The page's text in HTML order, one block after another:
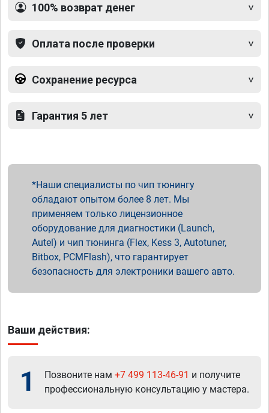
100% возврат денег
Оплата после проверки
Сохранение ресурса
Гарантия 5 лет
Наши специалисты по чип тюнингу
обладают опытом более 8 лет. Мы
применяем только лицензионное
оборудование для диагностики (Launch,
Autel) и чип тюнинга (Flex, Kess 3, Autotuner,
Bitbox, PCMFlash), что гарантирует
безопасность для электроники вашего авто.
Ваши действия:
1 Позвоните нам +7 499 113-46-91 и получите
профессиональную консультацию у мастера.